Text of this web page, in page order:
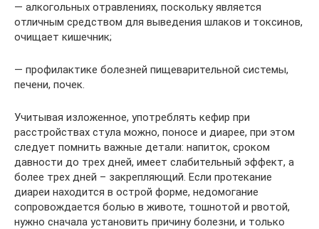
— алкогольных отравлениях, поскольку является
отличным средством для выведения шлаков и токсинов,
очищает кишечник;
— профилактике болезней пищеварительной системы,
печени, почек.
Учитывая изложенное, употреблять кефир при
расстройствах стула можно, поносе и диарее, при этом
следует помнить важные детали: напиток, сроком
давности до трех дней, имеет слабительный эффект, а
более трех дней – закрепляющий. Если протекание
диареи находится в острой форме, недомогание
сопровождается болью в животе, тошнотой и рвотой,
нужно сначала установить причину болезни, и только